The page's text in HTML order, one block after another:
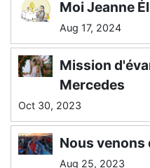
Moi Jeanne
Aug 17, 2024
Mission
Mercedes
Oct 30, 2023
Nous venons
Aug 25, 2023